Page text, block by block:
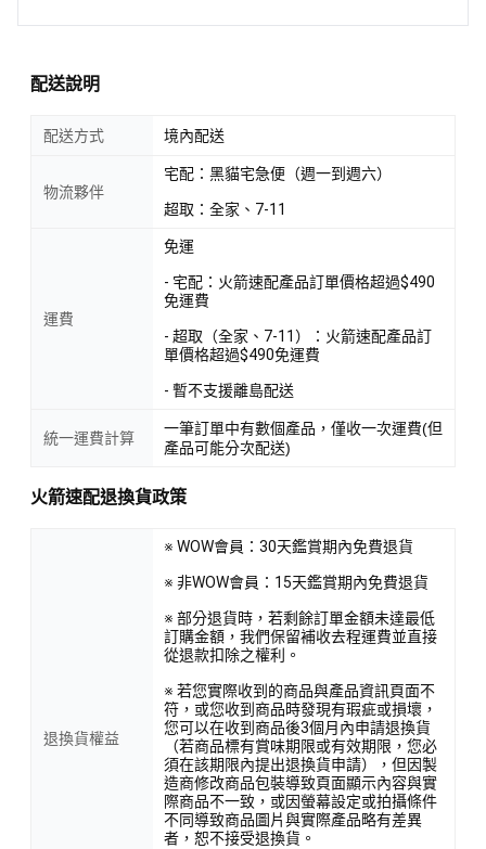
配送說明
配送方式 境內配送
物流夥伴
宅配：黑貓宅急便（週一到週六）
超取：全家、7-11
運費
免運
- 宅配：火箭速配產品訂單價格超過$490
免運費
- 超取（全家、7-11）：火箭速配產品訂
單價格超過$490免運費
- 暫不支援離島配送
統一運費計算
一筆訂單中有數個產品，僅收一次運費(但
產品可能分次配送)
火箭速配退換貨政策
退換貨權益
※ WOW會員：30天鑑賞期內免費退貨
※ 非WOW會員：15天鑑賞期內免費退貨
※ 部分退貨時，若剩餘訂單金額未達最低
訂購金額，我們保留補收去程運費並直接
從退款扣除之權利。
※ 若您實際收到的商品與產品資訊頁面不
符，或您收到商品時發現有瑕疵或損壞，
您可以在收到商品後3個月內申請退換貨
（若商品標有賞味期限或有效期限，您必
須在該期限內提出退換貨申請），但因製
造商修改商品包裝導致頁面顯示內容與實
際商品不一致，或因螢幕設定或拍攝條件
不同導致商品圖片與實際產品略有差異
者，恕不接受退換貨。